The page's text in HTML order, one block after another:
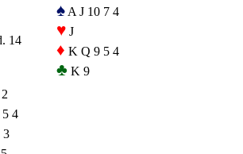
♠ A J 10 7 4
♥ J
♦ K Q 9 5 4
♣ K 9
4
3